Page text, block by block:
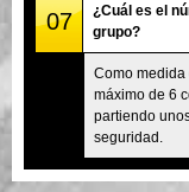
07
¿Cuál es el
grupo?
Como
máximo de 6
partiendo
seguridad.